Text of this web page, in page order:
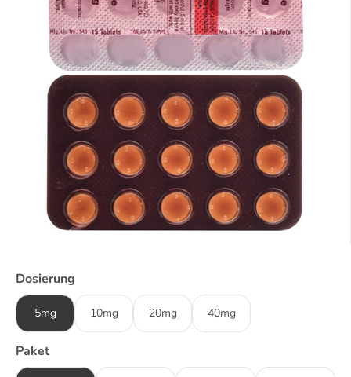
Dosierung
5mg 10mg 20mg 40mg
Paket